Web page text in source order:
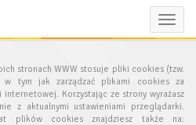
Toggle
stronach WWW stosuje pliki cookies (tzw.
w tym jak zarządzać plikami cookies za
Korzystając ze strony wyrażasz
z aktualnymi ustawieniami przeglądarki.
plików cookies znajdziesz także na: